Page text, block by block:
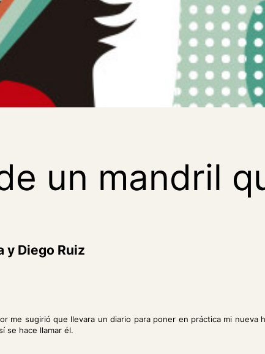
un mandril
y Diego Ruiz
me sugirió que llevara un diario para poner en práctica mi
se hace llamar él.